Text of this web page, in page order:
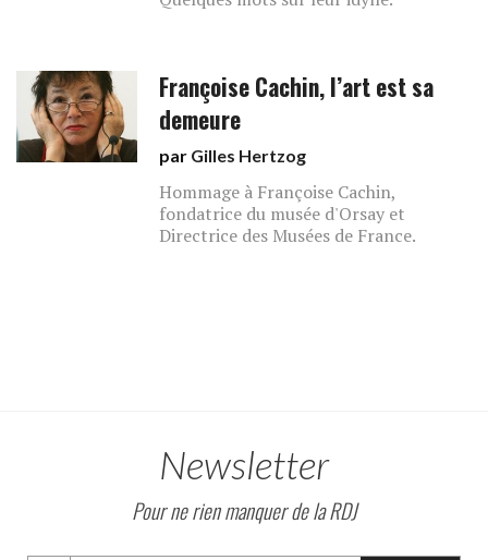
Françoise Cachin, l’art est sa
demeure
par Gilles Hertzog
Hommage à Françoise Cachin,
fondatrice du musée d'Orsay et
Directrice des Musées de France.
Newsletter
Pour ne rien manquer de la RDJ